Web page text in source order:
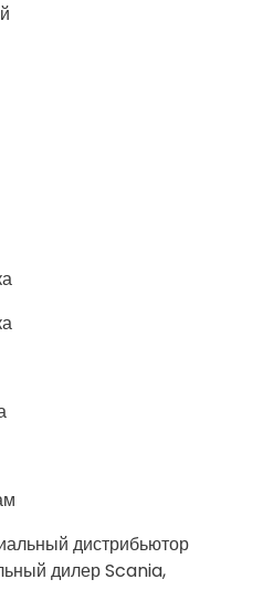
дистрибьютор
дилер Scania,